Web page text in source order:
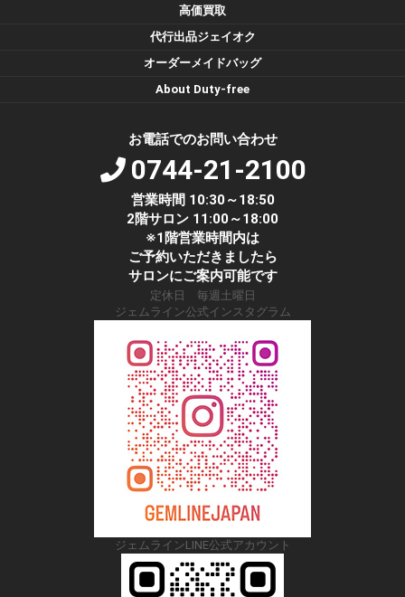
高価買取
代行出品ジェイオク
オーダーメイドバッグ
About Duty-free
お電話でのお問い合わせ
0744-21-2100
営業時間 10:30～18:50
2階サロン 11:00～18:00
※1階営業時間内は
ご予約いただきましたら
サロンにご案内可能です
定休日 毎週土曜日
ジェムライン公式インスタグラム
ジェムラインLINE公式アカウント